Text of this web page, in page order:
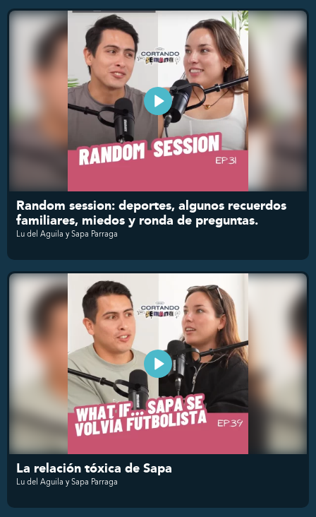
Random session: deportes, algunos recuerdos
familiares, miedos y ronda de preguntas.
Lu del Aguila y Sapa Parraga
La relación tóxica de Sapa
Lu del Aguila y Sapa Parraga